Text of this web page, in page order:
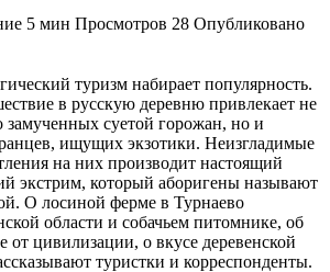
5 мин Просмотров 28 Опубликовано
туризм набирает популярность.
в русскую деревню привлекает не
замученных суетой горожан, но и
ищущих экзотики. Неизгладимые
на них производит настоящий
экстрим, который аборигены называют
О лосиной ферме в Турнаево
области и собачьем питомнике, об
от цивилизации, о вкусе деревенской
туристки и корреспонденты.